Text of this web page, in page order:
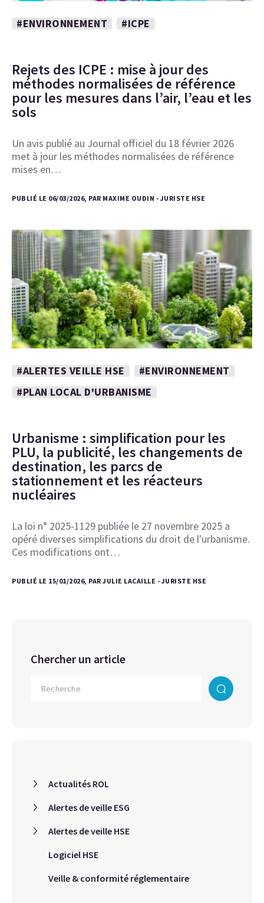
#ENVIRONNEMENT #ICPE
Rejets des ICPE : mise à jour des
méthodes normalisées de référence
pour les mesures dans l’air, l’eau et les
sols
Un avis publié au Journal officiel du 18 février 2026
met à jour les méthodes normalisées de référence
mises en…
PUBLIÉ LE 06/03/2026, PAR MAXIME OUDIN - JURISTE HSE
#ALERTES VEILLE HSE
#ENVIRONNEMENT
#PLAN LOCAL D'URBANISME
Urbanisme : simplification pour les
PLU, la publicité, les changements de
destination, les parcs de
stationnement et les réacteurs
nucléaires
La loi n° 2025-1129 publiée le 27 novembre 2025 a
opéré diverses simplifications du droit de l'urbanisme.
Ces modifications ont…
PUBLIÉ LE 15/01/2026, PAR JULIE LACAILLE - JURISTE HSE
Chercher un article
Actualités ROL
Alertes de veille ESG
Alertes de veille HSE
Logiciel HSE
Veille & conformité réglementaire